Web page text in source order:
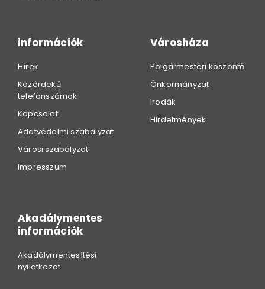
információk
Hírek
Közérdekű
telefonszámok
Kapcsolat
Adatvédelmi szabályzat
Városi szabályzat
Impresszum
Városháza
Polgármesteri köszöntő
Önkormányzat
Irodák
Hirdetmények
Akadálymentes
információk
Akadálymentesítési
nyilatkozat